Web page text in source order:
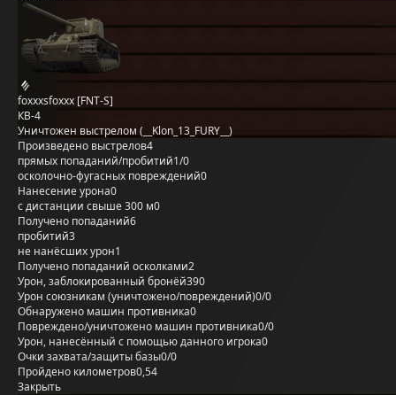
foxxxsfoxxx [FNT-S]
КВ-4
Уничтожен выстрелом (__Klon_13_FURY__)
Произведено выстрелов4
прямых попаданий/пробитий1/0
осколочно-фугасных повреждений0
Нанесение урона0
с дистанции свыше 300 м0
Получено попаданий6
пробитий3
не нанёсших урон1
Получено попаданий осколками2
Урон, заблокированный бронёй390
Урон союзникам (уничтожено/повреждений)0/0
Обнаружено машин противника0
Повреждено/уничтожено машин противника0/0
Урон, нанесённый с помощью данного игрока0
Очки захвата/защиты базы0/0
Пройдено километров0,54
Закрыть